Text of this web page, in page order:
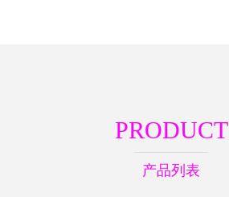
PRODUCT
产品列表